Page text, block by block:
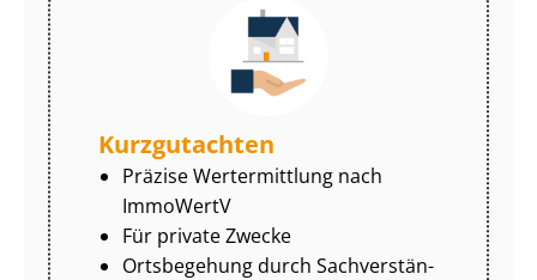
Kurzgutachten
Präzise Wertermittlung nach
ImmoWertV
Für private Zwecke
Ortsbegehung durch Sach­ver­stän­